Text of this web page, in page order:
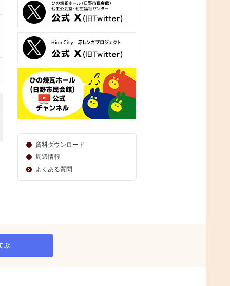
資料ダウンロード
周辺情報
よくある質問
ぶ